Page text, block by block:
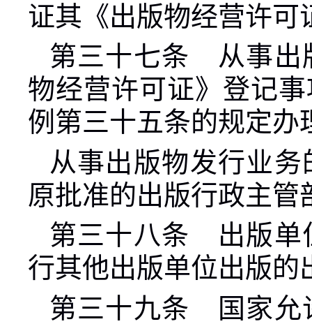
证其《出版物经营许可
第三十七条 从事出
物经营许可证》登记
例第三十五条的规定办
从事出版物发行业
原批准的出版行政主管
第三十八条 出版单
行其他出版单位出版的
第三十九条 国家允